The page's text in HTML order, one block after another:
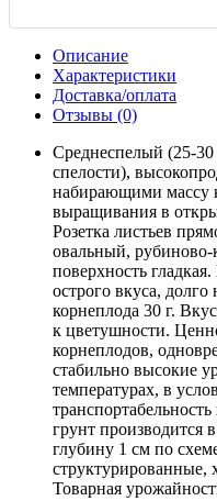
Описание
Характеристики
Доставка/оплата
Отзывы (0)
Среднеспелый (25-30
спелости),
набирающими массу
выращивания в
Розетка листьев
овальный,
поверхность
острого вкуса, долго
корнеплода 30 г.
к цветушности.
корнеплодов,
стабильно высокие
температурах, в
грунт производится
глубину 1 см по
структурированные,
Товарная